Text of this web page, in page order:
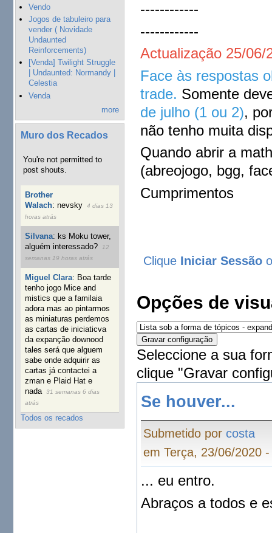
Vendo
Jogos de tabuleiro para
vender ( Novidade
Undaunted
Reinforcements)
[Venda] Twilight Struggle
| Undaunted: Normandy |
Celestia
Venda
more
Muro dos Recados
You're not permitted to
post shouts.
Brother
Walach:nevsky
4 dias 13
horas atrás
Silvana: ks Moku tower,
alguém interessado?
12
semanas 19 horas atrás
Miguel Clara: Boa tarde
tenho jogo Mice and
mistics que a familaia
adora mas ao pintarmos
as miniaturas perdemos
as cartas de iniciaticva
da expanção downood
tales será que alguem
sabe onde adquirir as
cartas já contactei a
zman e Plaid Hat e
nada
31 semanas 6 dias
atrás
Todos os recados
------------
------------
Actualização 25/06/
Face às respostas
trade. Somente
de julho (1 ou 2),
não tenho muita
Quando abrir a
(abreojogo, bgg,
Cumprimentos
Clique Iniciar Sessão
Opções de
Seleccione a sua
clique "Gravar
Se houver...
Submetido porcosta
em Terça, 23/06/2020
... eu entro.
Abraços a todos e